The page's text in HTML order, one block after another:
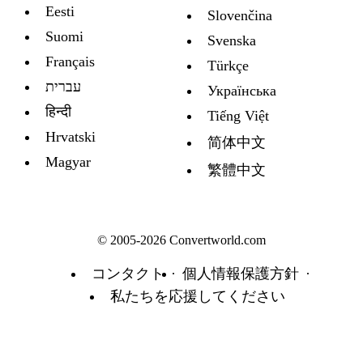
Eesti
Suomi
Français
עברית
हिन्दी
Hrvatski
Magyar
Slovenčina
Svenska
Türkçe
Украïнська
Tiếng Việt
简体中文
繁體中文
© 2005-2026 Convertworld.com
コンタクト
個人情報保護方針
私たちを応援してください